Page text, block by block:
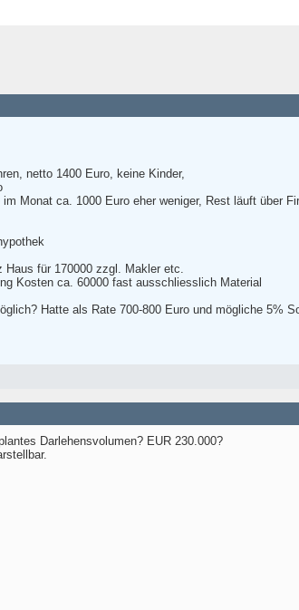
netto 1400 Euro, keine Kinder,
Monat ca. 1000 Euro eher weniger, Rest läuft über
Haus für 170000 zzgl. Makler etc.
Kosten ca. 60000 fast ausschliesslich Material
Hatte als Rate 700-800 Euro und mögliche 5%
Darlehensvolumen? EUR 230.000?